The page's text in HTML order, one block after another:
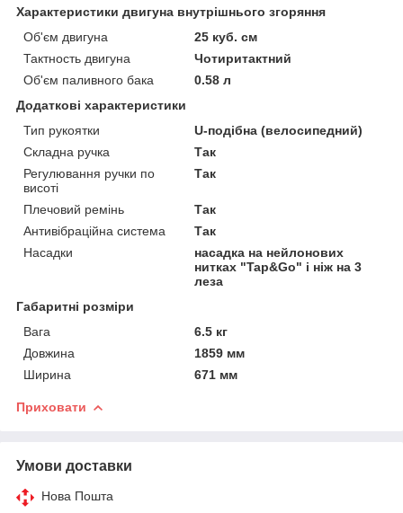
Характеристики двигуна внутрішнього згоряння
Об'єм двигуна
25 куб. см
Тактность двигуна
Чотиритактний
Об'єм паливного бака
0.58 л
Додаткові характеристики
Тип рукоятки
U-подібна (велосипедний)
Складна ручка
Так
Регулювання ручки по
висоті
Так
Плечовий ремінь
Так
Антивібраційна система
Так
Насадки
насадка на нейлонових
нитках "Tap&Go" і ніж на 3
леза
Габаритні розміри
Вага
6.5 кг
Довжина
1859 мм
Ширина
671 мм
Приховати
Умови доставки
Нова Пошта